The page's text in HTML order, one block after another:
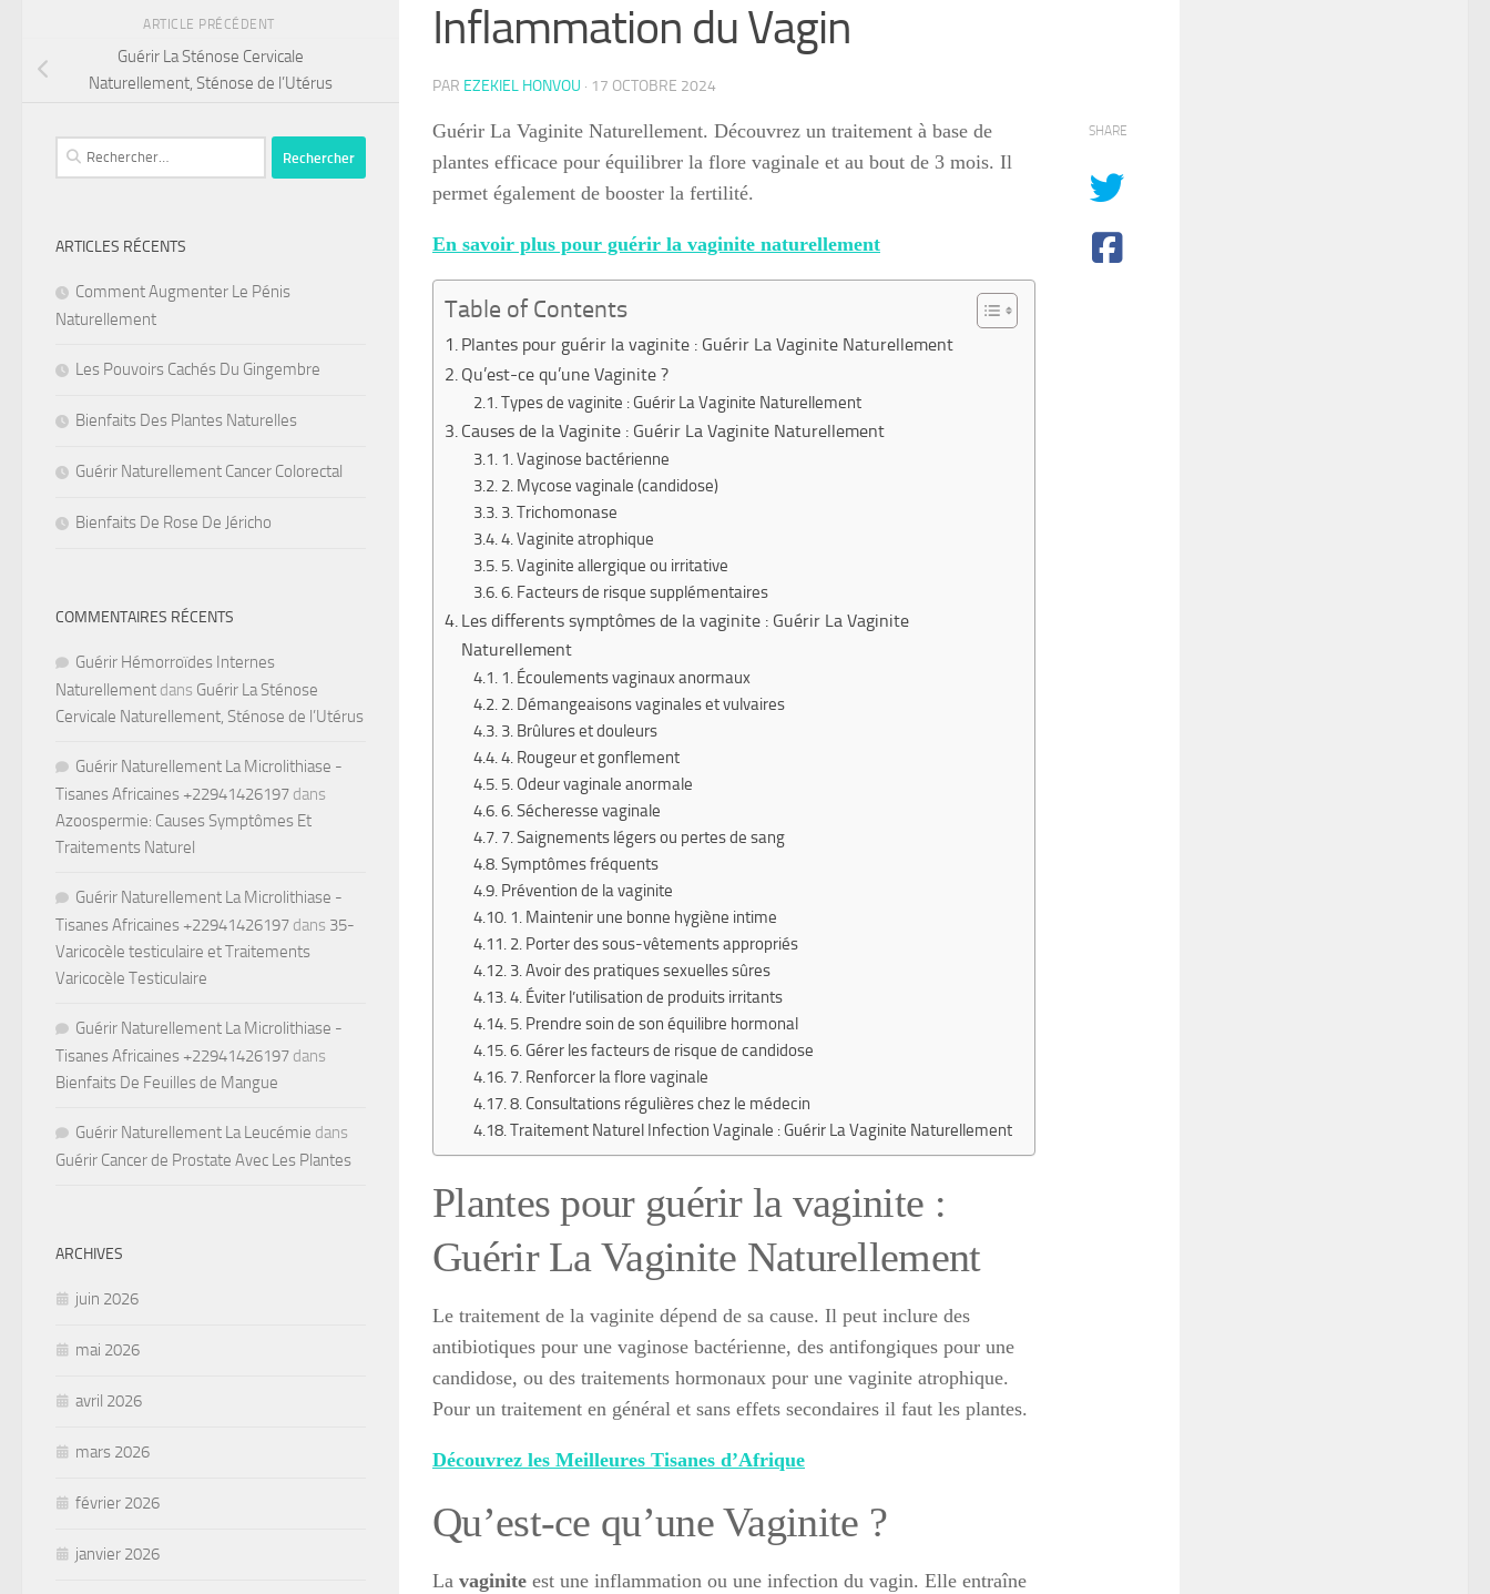
Inflammation du Vagin
PAR EZEKIEL HONVOU · 17 OCTOBRE 2024
Guérir La Vaginite Naturellement. Découvrez un traitement à base de
plantes efficace pour équilibrer la flore vaginale et au bout de 3 mois. Il
permet également de booster la fertilité.
En savoir plus pour guérir la vaginite naturellement
Table of Contents
Plantes pour guérir la vaginite : Guérir La Vaginite Naturellement
Qu’est-ce qu’une Vaginite ?
Types de vaginite : Guérir La Vaginite Naturellement
Causes de la Vaginite : Guérir La Vaginite Naturellement
1. Vaginose bactérienne
2. Mycose vaginale (candidose)
3. Trichomonase
4. Vaginite atrophique
5. Vaginite allergique ou irritative
6. Facteurs de risque supplémentaires
Les differents symptômes de la vaginite : Guérir La Vaginite
Naturellement
1. Écoulements vaginaux anormaux
2. Démangeaisons vaginales et vulvaires
3. Brûlures et douleurs
4. Rougeur et gonflement
5. Odeur vaginale anormale
6. Sécheresse vaginale
7. Saignements légers ou pertes de sang
Symptômes fréquents
Prévention de la vaginite
1. Maintenir une bonne hygiène intime
2. Porter des sous-vêtements appropriés
3. Avoir des pratiques sexuelles sûres
4. Éviter l’utilisation de produits irritants
5. Prendre soin de son équilibre hormonal
6. Gérer les facteurs de risque de candidose
7. Renforcer la flore vaginale
8. Consultations régulières chez le médecin
Traitement Naturel Infection Vaginale : Guérir La Vaginite Naturellement
Plantes pour guérir la vaginite :
Guérir La Vaginite Naturellement
Le traitement de la vaginite dépend de sa cause. Il peut inclure des
antibiotiques pour une vaginose bactérienne, des antifongiques pour une
candidose, ou des traitements hormonaux pour une vaginite atrophique.
Pour un traitement en général et sans effets secondaires il faut les plantes.
Découvrez les Meilleures Tisanes d’Afrique
Qu’est-ce qu’une Vaginite ?
La vaginite est une inflammation ou une infection du vagin. Elle entraîne
SHARE
ARTICLE PRÉCÉDENT
Guérir La Sténose Cervicale
Naturellement, Sténose de l’Utérus
Rechercher :
ARTICLES RÉCENTS
Comment Augmenter Le Pénis
Naturellement
Les Pouvoirs Cachés Du Gingembre
Bienfaits Des Plantes Naturelles
Guérir Naturellement Cancer Colorectal
Bienfaits De Rose De Jéricho
COMMENTAIRES RÉCENTS
Guérir Hémorroïdes Internes
Naturellement dans Guérir La Sténose
Cervicale Naturellement, Sténose de l’Utérus
Guérir Naturellement La Microlithiase -
Tisanes Africaines +22941426197 dans
Azoospermie: Causes Symptômes Et
Traitements Naturel
Guérir Naturellement La Microlithiase -
Tisanes Africaines +22941426197 dans 35-
Varicocèle testiculaire et Traitements
Varicocèle Testiculaire
Guérir Naturellement La Microlithiase -
Tisanes Africaines +22941426197 dans
Bienfaits De Feuilles de Mangue
Guérir Naturellement La Leucémie dans
Guérir Cancer de Prostate Avec Les Plantes
ARCHIVES
juin 2026
mai 2026
avril 2026
mars 2026
février 2026
janvier 2026